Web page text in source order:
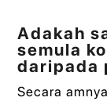
Adakah
semula
daripada
Secara